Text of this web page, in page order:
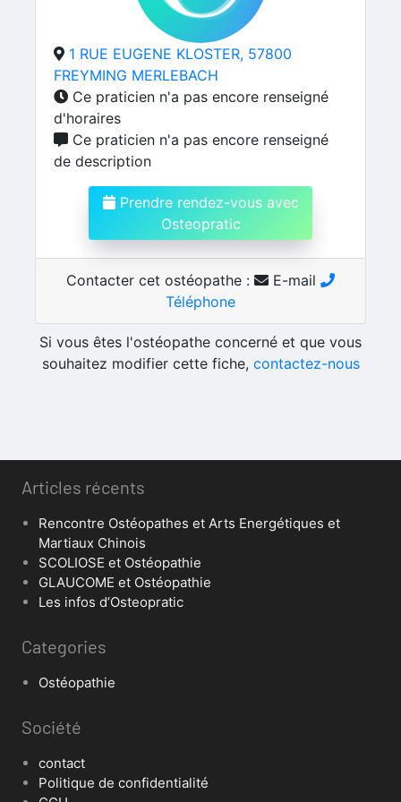
1 RUE EUGENE KLOSTER, 57800
FREYMING MERLEBACH
Ce praticien n'a pas encore renseigné
d'horaires
Ce praticien n'a pas encore renseigné
de description
Prendre rendez-vous avec
Osteopratic
Contacter cet ostéopathe :
E-mail
Téléphone
Si vous êtes l'ostéopathe concerné et que vous
souhaitez modifier cette fiche, contactez-nous
Articles récents
Rencontre Ostéopathes et Arts Energétiques et
Martiaux Chinois
SCOLIOSE et Ostéopathie
GLAUCOME et Ostéopathie
Les infos d’Osteopratic
Categories
Ostéopathie
Société
contact
Politique de confidentialité